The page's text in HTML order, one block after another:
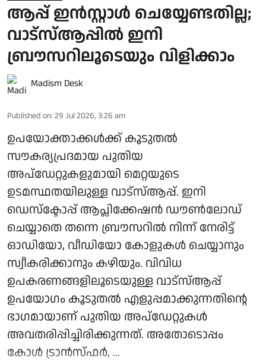
ആപ്പ് ഇൻസ്റ്റാൾ ചെയ്യേണ്ടതില്ല;
വാട്സ്ആപ്പിൽ ഇനി
ബ്രൗസറിലൂടെയും വിളിക്കാം
Madism Desk
Published on: 29 Jul 2026, 3:26 am
ഉപയോക്താക്കൾക്ക് കൂടുതൽ
സൗകര്യപ്രദമായ പുതിയ
അപ്ഡേറ്റുകളുമായി മെറ്റയുടെ
ഉടമസ്ഥതയിലുള്ള വാട്സ്ആപ്പ്. ഇനി
ഡെസ്‌ക്ടോപ്പ് ആപ്ലിക്കേഷന്‍ ഡൗണ്‍ലോഡ്
ചെയ്യാതെ തന്നെ ബ്രൗസറില്‍ നിന്ന് നേരിട്ട്
ഓഡിയോ, വീഡിയോ കോളുകള്‍ ചെയ്യാനും
സ്വീകരിക്കാനും കഴിയും. വിവിധ
ഉപകരണങ്ങളിലൂടെയുള്ള വാട്‌സ്ആപ്പ്
ഉപയോഗം കൂടുതല്‍ എളുപ്പമാക്കുന്നതിന്റെ
ഭാഗമായാണ് പുതിയ അപ്‌ഡേറ്റുകള്‍
അവതരിപ്പിച്ചിരിക്കുന്നത്. അതോടൊപ്പം
കോൾ ട്രാൻസ്ഫർ, ...